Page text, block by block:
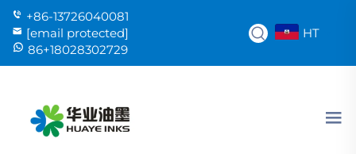
+86-13726040081
[email protected]
86+18028302729
HT